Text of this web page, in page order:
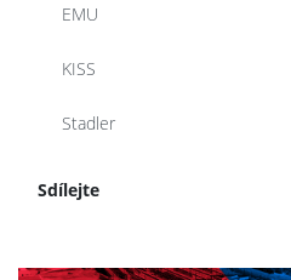
EMU
KISS
Stadler
Sdílejte